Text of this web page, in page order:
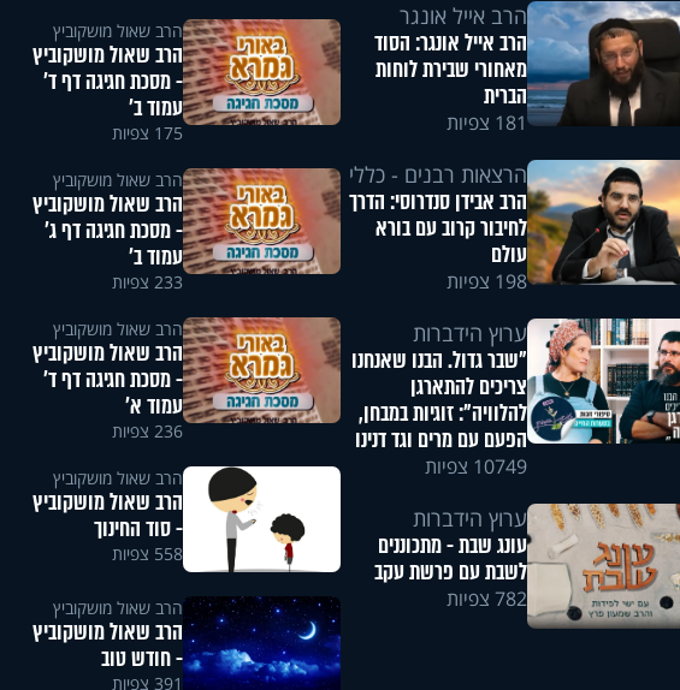
הרב אייל אונגר
הרב אייל אונגר: הסוד
מאחורי שבירת לוחות
הברית
181 צפיות
הרצאות רבנים - כללי
הרב אבידן סנדרוסי: הדרך
לחיבור קרוב עם בורא
עולם
198 צפיות
ערוץ הידברות
"שבר גדול. הבנו שאנחנו
צריכים להתארגן
להלוויה": זוגיות במבחן,
הפעם עם מרים וגד דנינו
10749 צפיות
ערוץ הידברות
עונג שבת - מתכוננים
לשבת עם פרשת עקב
782 צפיות
הרב שאול מושקוביץ
הרב שאול מושקוביץ
- מסכת חגיגה דף ד'
עמוד ב'
175 צפיות
הרב שאול מושקוביץ
הרב שאול מושקוביץ
- מסכת חגיגה דף ג'
עמוד ב'
233 צפיות
הרב שאול מושקוביץ
הרב שאול מושקוביץ
- מסכת חגיגה דף ד'
עמוד א'
236 צפיות
הרב שאול מושקוביץ
הרב שאול מושקוביץ
- סוד החינוך
558 צפיות
הרב שאול מושקוביץ
הרב שאול מושקוביץ
- חודש טוב
391 צפיות